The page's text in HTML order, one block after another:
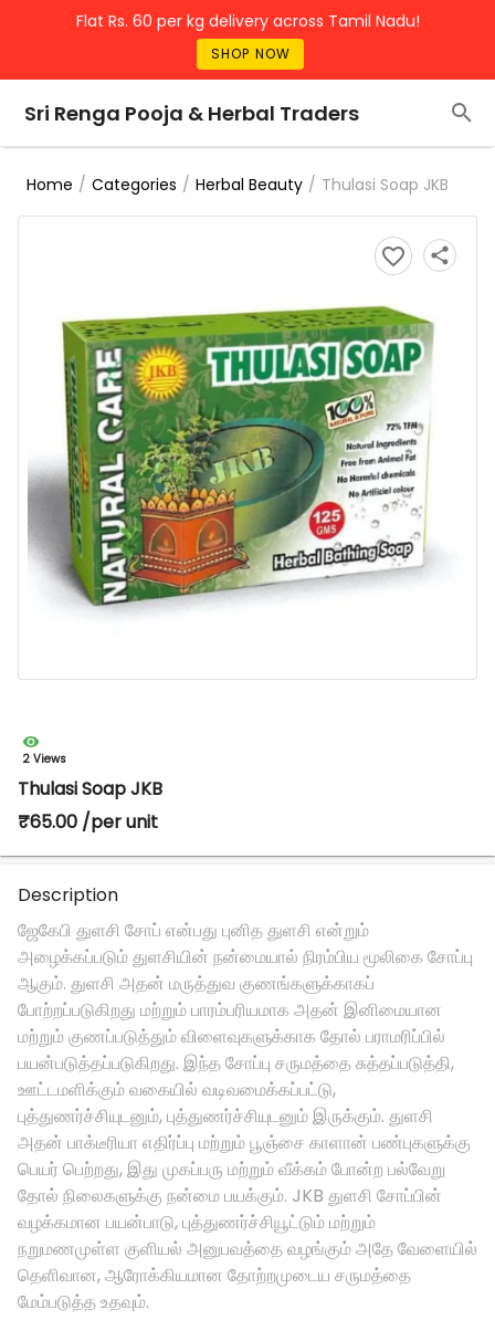
Flat Rs. 60 per kg delivery across Tamil Nadu!
SHOP NOW
Sri Renga Pooja & Herbal Traders
Home / Categories / Herbal Beauty / Thulasi Soap JKB
2 Views
Thulasi Soap JKB
₹65.00 /per unit
Description
ஜேகேபி துளசி சோப் என்பது புனித துளசி என்றும்
அழைக்கப்படும் துளசியின் நன்மையால் நிரம்பிய மூலிகை சோப்பு
ஆகும். துளசி அதன் மருத்துவ குணங்களுக்காகப்
போற்றப்படுகிறது மற்றும் பாரம்பரியமாக அதன் இனிமையான
மற்றும் குணப்படுத்தும் விளைவுகளுக்காக தோல் பராமரிப்பில்
பயன்படுத்தப்படுகிறது. இந்த சோப்பு சருமத்தை சுத்தப்படுத்தி,
ஊட்டமளிக்கும் வகையில் வடிவமைக்கப்பட்டு,
புத்துணர்ச்சியுடனும், புத்துணர்ச்சியுடனும் இருக்கும். துளசி
அதன் பாக்டீரியா எதிர்ப்பு மற்றும் பூஞ்சை காளான் பண்புகளுக்கு
பெயர் பெற்றது, இது முகப்பரு மற்றும் வீக்கம் போன்ற பல்வேறு
தோல் நிலைகளுக்கு நன்மை பயக்கும். JKB துளசி சோப்பின்
வழக்கமான பயன்பாடு, புத்துணர்ச்சியூட்டும் மற்றும்
நறுமணமுள்ள குளியல் அனுபவத்தை வழங்கும் அதே வேளையில்
தெளிவான, ஆரோக்கியமான தோற்றமுடைய சருமத்தை
மேம்படுத்த உதவும்.